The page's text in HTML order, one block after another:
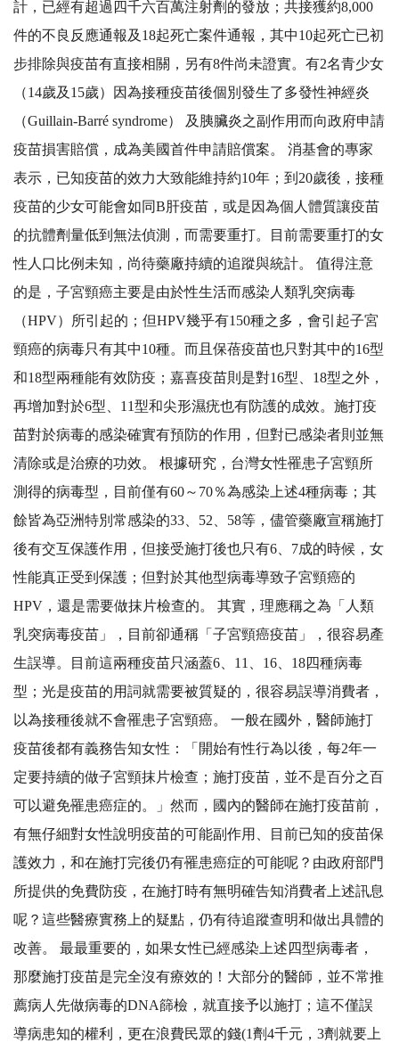
計，已經有超過四千六百萬注射劑的發放；共接獲約8,000
件的不良反應通報及18起死亡案件通報，其中10起死亡已初
步排除與疫苗有直接相關，另有8件尚未證實。有2名青少女
（14歲及15歲）因為接種疫苗後個別發生了多發性神經炎
（Guillain-Barré syndrome） 及胰臟炎之副作用而向政府申請
疫苗損害賠償，成為美國首件申請賠償案。 消基會的專家
表示，已知疫苗的效力大致能維持約10年；到20歲後，接種
疫苗的少女可能會如同B肝疫苗，或是因為個人體質讓疫苗
的抗體劑量低到無法偵測，而需要重打。目前需要重打的女
性人口比例未知，尚待藥廠持續的追蹤與統計。 值得注意
的是，子宮頸癌主要是由於性生活而感染人類乳突病毒
（HPV）所引起的；但HPV幾乎有150種之多，會引起子宮
頸癌的病毒只有其中10種。而且保蓓疫苗也只對其中的16型
和18型兩種能有效防疫；嘉喜疫苗則是對16型、18型之外，
再增加對於6型、11型和尖形濕疣也有防護的成效。施打疫
苗對於病毒的感染確實有預防的作用，但對已感染者則並無
清除或是治療的功效。 根據研究，台灣女性罹患子宮頸所
測得的病毒型，目前僅有60～70％為感染上述4種病毒；其
餘皆為亞洲特別常感染的33、52、58等，儘管藥廠宣稱施打
後有交互保護作用，但接受施打後也只有6、7成的時候，女
性能真正受到保護；但對於其他型病毒導致子宮頸癌的
HPV，還是需要做抹片檢查的。 其實，理應稱之為「人類
乳突病毒疫苗」，目前卻通稱「子宮頸癌疫苗」，很容易產
生誤導。目前這兩種疫苗只涵蓋6、11、16、18四種病毒
型；光是疫苗的用詞就需要被質疑的，很容易誤導消費者，
以為接種後就不會罹患子宮頸癌。 一般在國外，醫師施打
疫苗後都有義務告知女性：「開始有性行為以後，每2年一
定要持續的做子宮頸抹片檢查；施打疫苗，並不是百分之百
可以避免罹患癌症的。」然而，國內的醫師在施打疫苗前，
有無仔細對女性說明疫苗的可能副作用、目前已知的疫苗保
護效力，和在施打完後仍有罹患癌症的可能呢？由政府部門
所提供的免費防疫，在施打時有無明確告知消費者上述訊息
呢？這些醫療實務上的疑點，仍有待追蹤查明和做出具體的
改善。 最最重要的，如果女性已經感染上述四型病毒者，
那麼施打疫苗是完全沒有療效的！大部分的醫師，並不常推
薦病人先做病毒的DNA篩檢，就直接予以施打；這不僅誤
導病患知的權利，更在浪費民眾的錢(1劑4千元，3劑就要上